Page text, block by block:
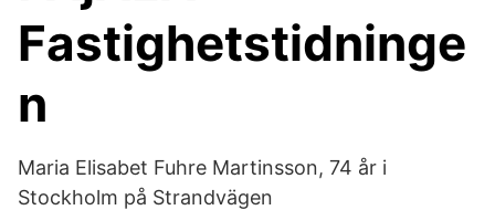
Fastighetstidninge
n
Maria Elisabet Fuhre Martinsson, 74 år i
Stockholm på Strandvägen